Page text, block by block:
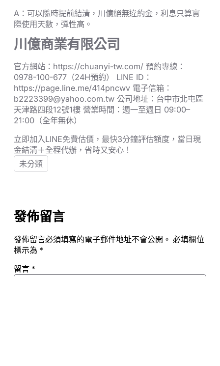
A：可以隨時提前結清，川億絕無違約金，利息只算實
際使用天數，彈性高。
川億商業有限公司
官方網站：https://chuanyi-tw.com/ 預約專線：
0978-100-677（24H預約） LINE ID：
https://page.line.me/414pncwv 電子信箱：
b2223399@yahoo.com.tw 公司地址：台中市北屯區
天津路四段12號1樓 營業時間：週一至週日 09:00–
21:00（全年無休）
立即加入LINE免費估價，最快3分鐘評估額度，當日現
金結清＋全程代辦，省時又安心！
未分類
發佈留言
發佈留言必須填寫的電子郵件地址不會公開。 必填欄位
標示為 *
留言 *